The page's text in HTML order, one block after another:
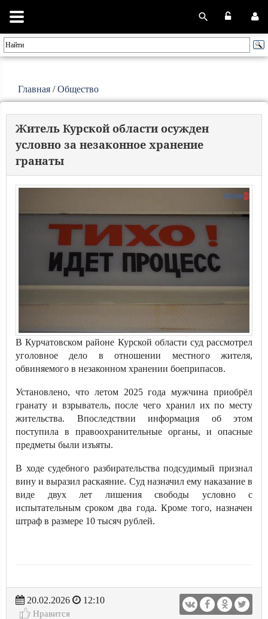
Главная /Общество
Житель Курской области осужден
условно за незаконное хранение
гранаты
В Курчатовском районе Курской области суд рассмотрел
уголовное дело в отношении местного жителя,
обвиняемого в незаконном хранении боеприпасов.
Установлено, что летом 2025 года мужчина приобрёл
гранату и взрыватель, после чего хранил их по месту
жительства. Впоследствии информация об этом
поступила в правоохранительные органы, и опасные
предметы были изъяты.
В ходе судебного разбирательства подсудимый признал
вину и выразил раскаяние. Суд назначил ему наказание в
виде двух лет лишения свободы условно с
испытательным сроком два года. Кроме того, назначен
штраф в размере 10 тысяч рублей.
20.02.2026
12:10
Нравится